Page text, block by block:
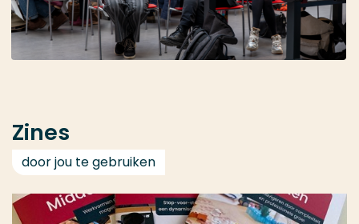
Zines
door jou te gebruiken